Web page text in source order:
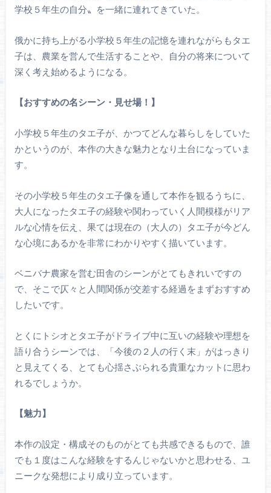
学校５年生の自分〟を一緒に連れてきていた。
俄かに持ち上がる小学校５年生の記憶を連れながらもタエ
子は、農業を営んで生活することや、自分の将来について
深く考え始めるようになる。
【おすすめの名シーン・見せ場！】
小学校５年生のタエ子が、かつてどんな暮らしをしていた
かというのが、本作の大きな魅力となり土台になっていま
す。
その小学校５年生のタエ子像を通して本作を観るうちに、
大人になったタエ子の経験や関わっていく人間模様がリア
ルな心情を伝え、果ては現在の（大人の）タエ子が今どん
な心境にあるかを非常にわかりやすく描いています。
ベニバナ農家を営む田舎のシーンがとてもきれいですの
で、そこで仄々と人間関係が交差する経過をまずおすすめ
したいです。
とくにトシオとタエ子がドライブ中に互いの経験や理想を
語り合うシーンでは、「今後の２人の行く末」がはっきり
と見えてくる、とても心揺さぶられる貴重なカットに思わ
れるでしょうか。
【魅力】
本作の設定・構成そのものがとても共感できるもので、誰
でも１度はこんな経験をするんじゃないかと思わせる、ユ
ニークな発想により成り立っています。